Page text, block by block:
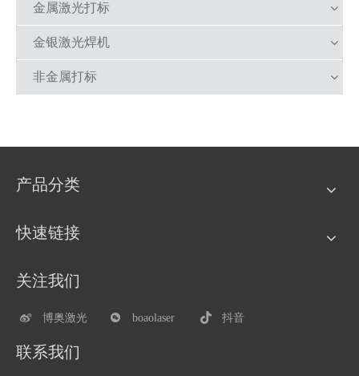
金属激光打标
金银激光焊机
非金属打标
产品分类
快速链接
关注我们
博奥激光 boaolaser 抖音
联系我们